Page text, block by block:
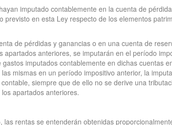
imputado contablemente en la cuenta de
en esta Ley respecto de los elementos
de pérdidas y ganancias o en una cuenta de
anteriores, se imputarán en el período
imputados contablemente en dichas cuentas
mismas en un período impositivo anterior, la
siempre que de ello no se derive una
apartados anteriores.
rentas se entenderán obtenidas